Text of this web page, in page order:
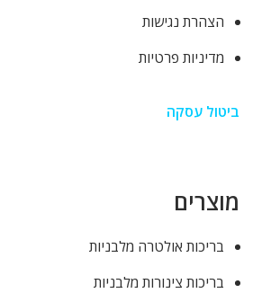
הצהרת נגישות
מדיניות פרטיות
ביטול עסקה
מוצרים
בריכות אולטרה מלבניות
בריכות צינורות מלבניות